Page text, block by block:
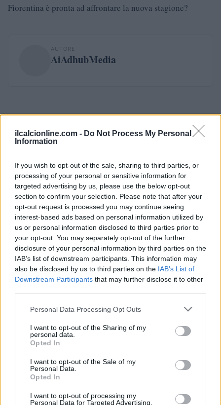
ilcalcionline.com - Do Not Process My Personal
Information
If you wish to opt-out of the sale, sharing to third parties, or
processing of your personal or sensitive information for
targeted advertising by us, please use the below opt-out
section to confirm your selection. Please note that after your
opt-out request is processed you may continue seeing
interest-based ads based on personal information utilized by
us or personal information disclosed to third parties prior to
your opt-out. You may separately opt-out of the further
disclosure of your personal information by third parties on the
IAB’s list of downstream participants. This information may
also be disclosed by us to third parties on the IAB’s List of
Downstream Participants that may further disclose it to other
Please note that this website/app uses one or more Google
not limited to your visit or usage behaviour. You may click to
grant or deny consent to Google and its third-party tags to
use your data for below specified purposes in below Google
consent section.
Personal Data Processing Opt Outs
I want to opt-out of the Sharing of my
personal data.
Opted In
I want to opt-out of the Sale of my
Personal Data.
Opted In
I want to opt-out of processing my
Personal Data for Targeted Advertising.
Fiorentina è pronta ad affrontare la nuova stagione?
AUTORE
AiAdhubMedia
Continua a leggere
NEWS